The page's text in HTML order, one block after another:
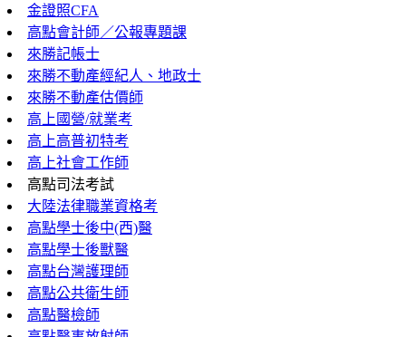
金證照CFA
高點會計師／公報專題課
來勝記帳士
來勝不動產經紀人、地政士
來勝不動產估價師
高上國營/就業考
高上高普初特考
高上社會工作師
高點司法考試
大陸法律職業資格考
高點學士後中(西)醫
高點學士後獸醫
高點台灣護理師
高點公共衛生師
高點醫檢師